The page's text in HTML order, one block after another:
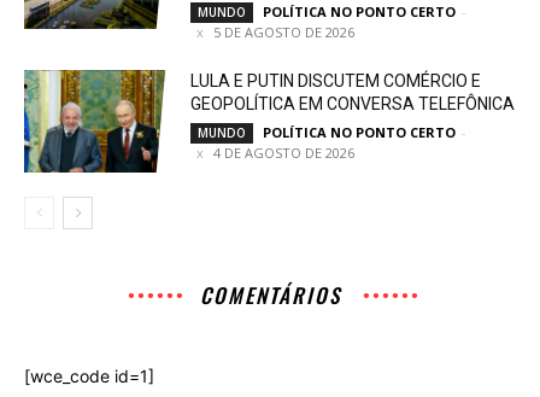
MUNDO POLÍTICA NO PONTO CERTO -
5 DE AGOSTO DE 2026
LULA E PUTIN DISCUTEM COMÉRCIO E
GEOPOLÍTICA EM CONVERSA TELEFÔNICA
MUNDO POLÍTICA NO PONTO CERTO -
4 DE AGOSTO DE 2026
COMENTÁRIOS
[wce_code id=1]